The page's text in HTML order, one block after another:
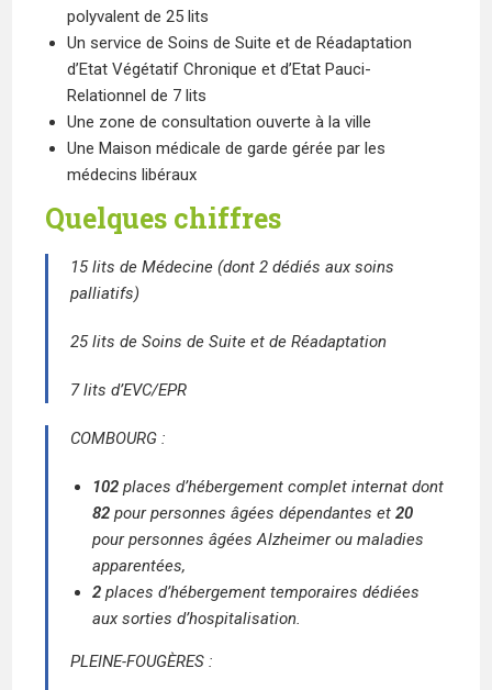
polyvalent de 25 lits
Un service de Soins de Suite et de Réadaptation
d’Etat Végétatif Chronique et d’Etat Pauci-
Relationnel de 7 lits
Une zone de consultation ouverte à la ville
Une Maison médicale de garde gérée par les
médecins libéraux
Quelques chiffres
15 lits de Médecine (dont 2 dédiés aux soins
palliatifs)
25 lits de Soins de Suite et de Réadaptation
7 lits d’EVC/EPR
COMBOURG :
102 places d’hébergement complet internat dont
82 pour personnes âgées dépendantes et20
pour personnes âgées Alzheimer ou maladies
apparentées,
2 places d’hébergement temporaires dédiées
aux sorties d’hospitalisation.
PLEINE-FOUGÈRES :